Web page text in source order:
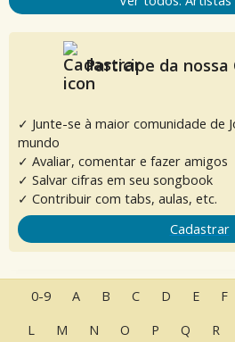
Participe da nossa
✓ Junte-se à maior comunidade de
mundo
✓ Avaliar, comentar e fazer amigos
✓ Salvar cifras em seu songbook
✓ Contribuir com tabs, aulas, etc.
Cadastrar
0-9 A B C D E F
L
M N O P Q R